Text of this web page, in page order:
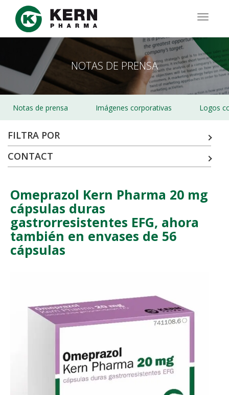
Pasar
contenido
NOTAS DE PRENSA
Notas de prensa Imágenes corporativas Logos
FILTRA POR
CONTACT
Omeprazol Kern Pharma 20 mg
cápsulas duras
gastrorresistentes EFG, ahora
también en envases de 56
cápsulas